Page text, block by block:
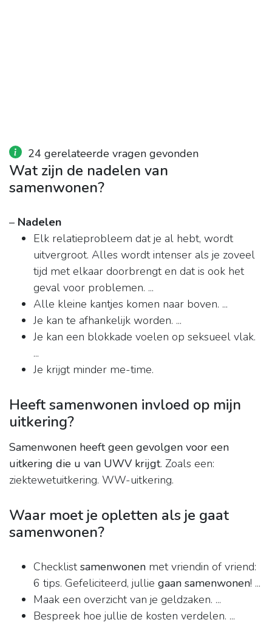
24 gerelateerde vragen gevonden
Wat zijn de nadelen van
samenwonen?
– Nadelen
Elk relatieprobleem dat je al hebt, wordt
uitvergroot. Alles wordt intenser als je zoveel
tijd met elkaar doorbrengt en dat is ook het
geval voor problemen. ...
Alle kleine kantjes komen naar boven. ...
Je kan te afhankelijk worden. ...
Je kan een blokkade voelen op seksueel vlak.
...
Je krijgt minder me-time.
Heeft samenwonen invloed op mijn
uitkering?
Samenwonen heeft geen gevolgen voor een
uitkering die u van UWV krijgt. Zoals een:
ziektewetuitkering. WW-uitkering.
Waar moet je opletten als je gaat
samenwonen?
Checklistsamenwonen met vriendin of vriend:
6 tips. Gefeliciteerd, jullie gaan samenwonen! ...
Maak een overzicht van je geldzaken. ...
Bespreek hoe jullie de kosten verdelen. ...